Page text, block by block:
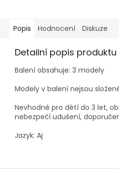
Popis Hodnocení Diskuze
Detailní popis produktu
Balení obsahuje: 3 modely
Modely v balení nejsou
Nevhodné pro dětí do 3 let,
nebezpečí udušení,
Jazyk: Aj
Z